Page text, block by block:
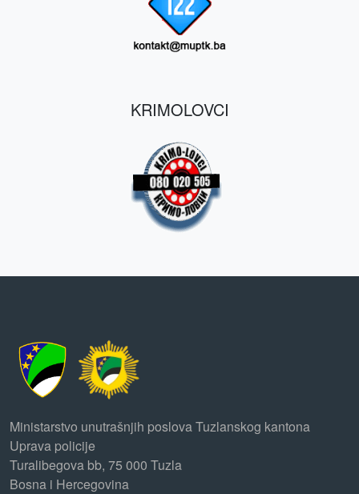
KRIMOLOVCI
Ministarstvo unutrašnjih poslova Tuzlanskog kantona
Uprava policije
Turalibegova bb, 75 000 Tuzla
Bosna i Hercegovina